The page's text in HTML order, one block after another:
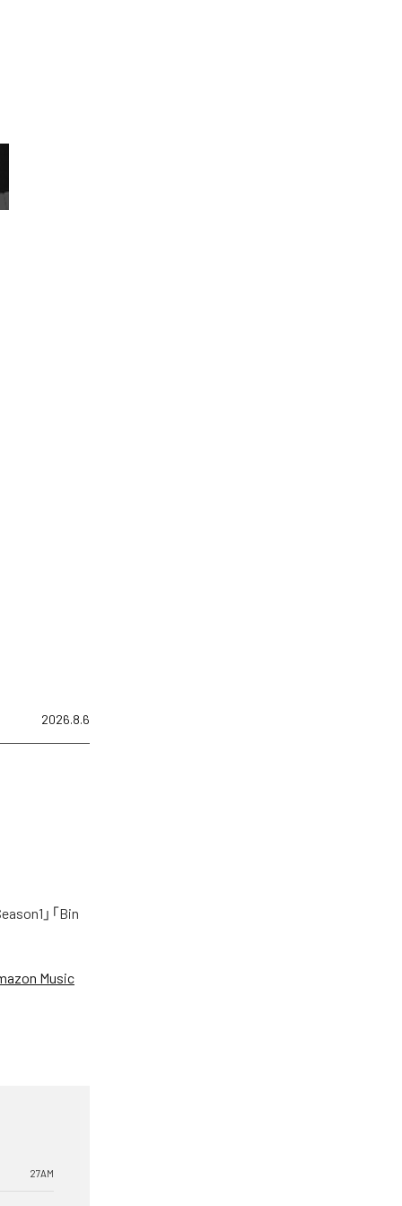
2026.8.6
」「Bin
Music
27AM